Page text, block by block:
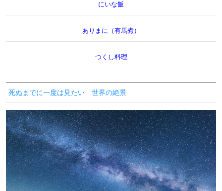
にいな飯
ありまに（有馬煮）
つくし料理
死ぬまでに一度は見たい 世界の絶景